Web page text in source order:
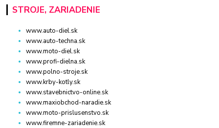
STROJE, ZARIADENIE
www.auto-diel.sk
www.auto-techna.sk
www.moto-diel.sk
www.profi-dielna.sk
www.polno-stroje.sk
www.krby-kotly.sk
www.stavebnictvo-online.sk
www.maxiobchod-naradie.sk
www.moto-prislusenstvo.sk
www.firemne-zariadenie.sk